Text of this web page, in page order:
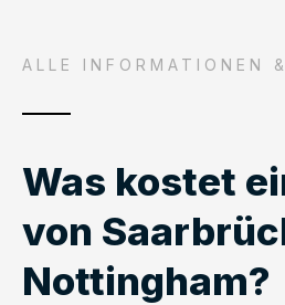
ALLE INFORMATIONEN
Was kostet
von
Nottingham?